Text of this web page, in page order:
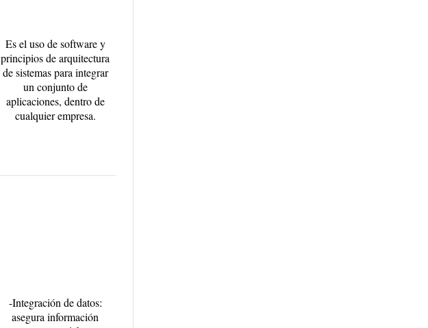
Es el uso de software y
principios de arquitectura
de sistemas para integrar
un conjunto de
aplicaciones, dentro de
cualquier empresa.
-Integración de datos:
asegura información